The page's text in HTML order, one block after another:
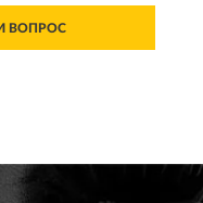
ВОПРОС